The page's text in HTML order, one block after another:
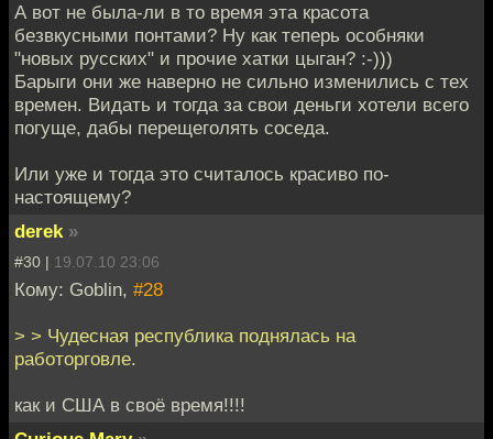
А вот не была-ли в то время эта красота
безвкусными понтами? Ну как теперь особняки
"новых русских" и прочие хатки цыган? :-)))
Барыги они же наверно не сильно изменились с тех
времен. Видать и тогда за свои деньги хотели всего
погуще, дабы перещеголять соседа.
Или уже и тогда это считалось красиво по-
настоящему?
derek »
#30 | 19.07.10 23:06
Кому: Goblin, #28
> > Чудесная республика поднялась на
работорговле.
как и США в своё время!!!!